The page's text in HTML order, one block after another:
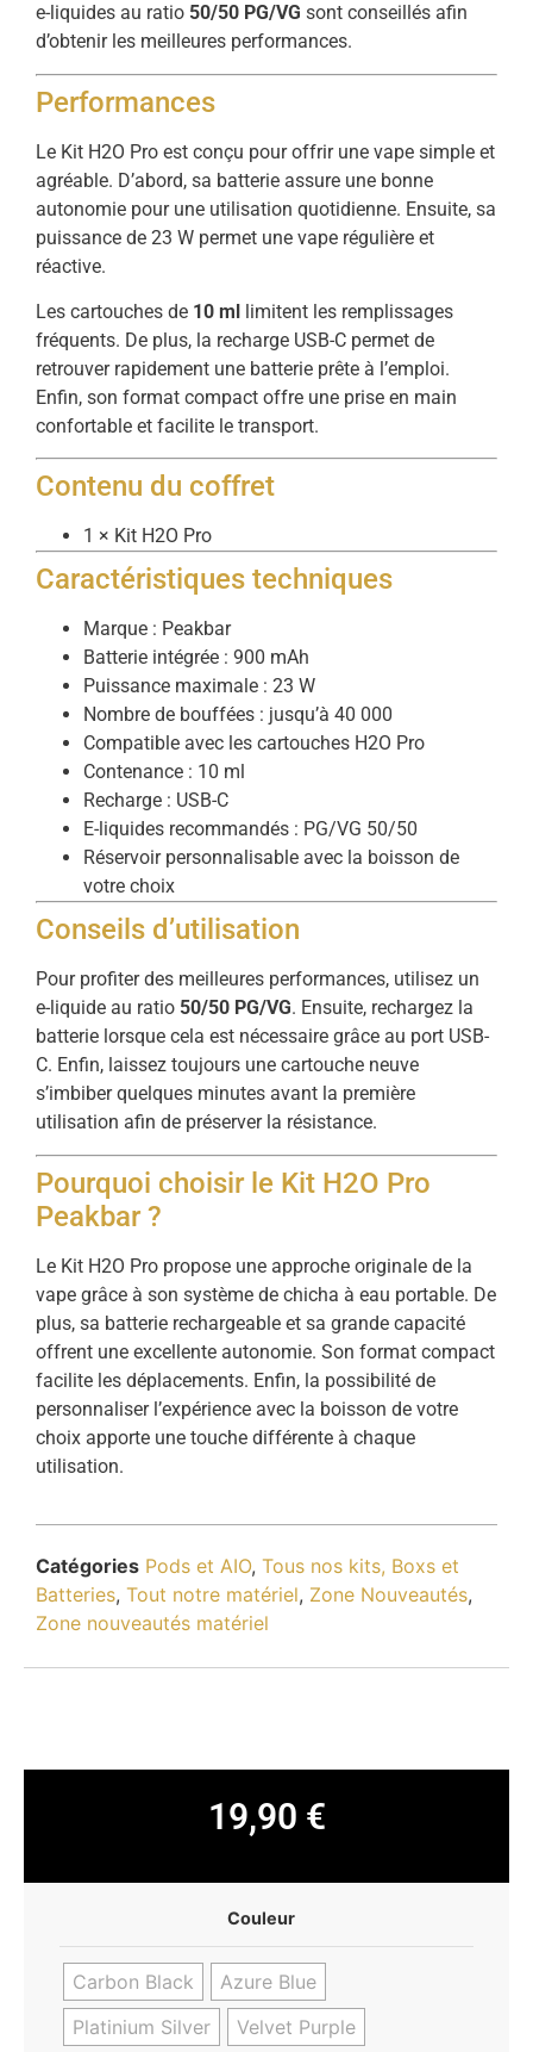
e-liquides au ratio 50/50 PG/VG sont conseillés afin
d’obtenir les meilleures performances.
Performances
Le Kit H2O Pro est conçu pour offrir une vape simple et
agréable. D’abord, sa batterie assure une bonne
autonomie pour une utilisation quotidienne. Ensuite, sa
puissance de 23 W permet une vape régulière et
réactive.
Les cartouches de 10 ml limitent les remplissages
fréquents. De plus, la recharge USB-C permet de
retrouver rapidement une batterie prête à l’emploi.
Enfin, son format compact offre une prise en main
confortable et facilite le transport.
Contenu du coffret
1 × Kit H2O Pro
Caractéristiques techniques
Marque : Peakbar
Batterie intégrée : 900 mAh
Puissance maximale : 23 W
Nombre de bouffées : jusqu’à 40 000
Compatible avec les cartouches H2O Pro
Contenance : 10 ml
Recharge : USB-C
E-liquides recommandés : PG/VG 50/50
Réservoir personnalisable avec la boisson de
votre choix
Conseils d’utilisation
Pour profiter des meilleures performances, utilisez un
e-liquide au ratio 50/50 PG/VG. Ensuite, rechargez la
batterie lorsque cela est nécessaire grâce au port USB-
C. Enfin, laissez toujours une cartouche neuve
s’imbiber quelques minutes avant la première
utilisation afin de préserver la résistance.
Pourquoi choisir le Kit H2O Pro
Peakbar ?
Le Kit H2O Pro propose une approche originale de la
vape grâce à son système de chicha à eau portable. De
plus, sa batterie rechargeable et sa grande capacité
offrent une excellente autonomie. Son format compact
facilite les déplacements. Enfin, la possibilité de
personnaliser l’expérience avec la boisson de votre
choix apporte une touche différente à chaque
utilisation.
Catégories Pods et AIO, Tous nos kits, Boxs et
Batteries, Tout notre matériel, Zone Nouveautés,
Zone nouveautés matériel
19,90 €
Couleur
Carbon Black
Azure Blue
Platinium Silver
Velvet Purple